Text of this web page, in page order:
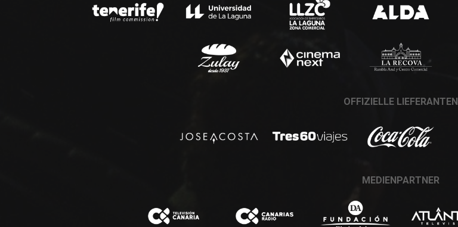
OFFIZIELLE LIEFERANTEN
MEDIENPARTNER